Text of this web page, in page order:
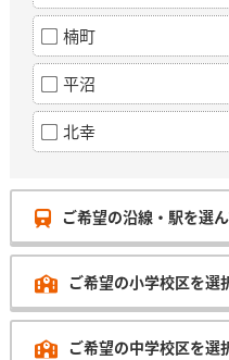
楠町
平沼
北幸
ご希望の沿線・駅を選
ご希望の小学校区を選
ご希望の中学校区を選